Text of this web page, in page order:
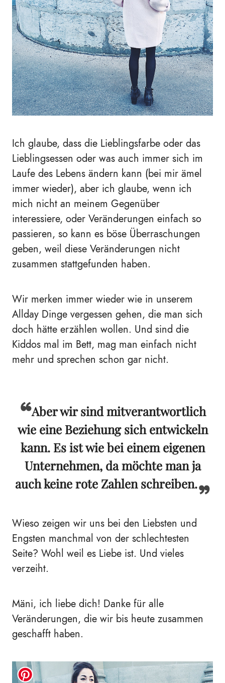
Ich glaube, dass die Lieblingsfarbe oder das
Lieblingsessen oder was auch immer sich im
Laufe des Lebens ändern kann (bei mir ämel
immer wieder), aber ich glaube, wenn ich
mich nicht an meinem Gegenüber
interessiere, oder Veränderungen einfach so
passieren, so kann es böse Überraschungen
geben, weil diese Veränderungen nicht
zusammen stattgefunden haben.
Wir merken immer wieder wie in unserem
Allday Dinge vergessen gehen, die man sich
doch hätte erzählen wollen. Und sind die
Kiddos mal im Bett, mag man einfach nicht
mehr und sprechen schon gar nicht.
Aber wir sind mitverantwortlich
wie eine Beziehung sich entwickeln
kann. Es ist wie bei einem eigenen
Unternehmen, da möchte man ja
auch keine rote Zahlen schreiben.
Wieso zeigen wir uns bei den Liebsten und
Engsten manchmal von der schlechtesten
Seite? Wohl weil es Liebe ist. Und vieles
verzeiht.
Mäni, ich liebe dich! Danke für alle
Veränderungen, die wir bis heute zusammen
geschafft haben.